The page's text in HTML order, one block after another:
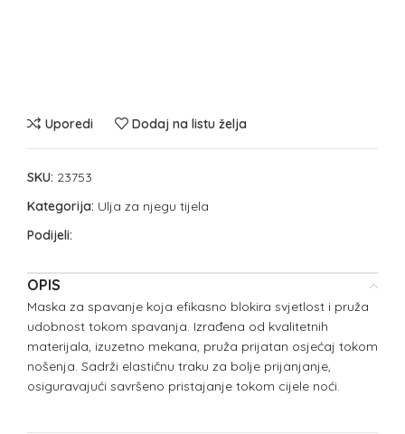
Uporedi Dodaj na listu želja
SKU: 23753
Kategorija: Ulja za njegu tijela
Podijeli:
OPIS
Maska za spavanje koja efikasno blokira svjetlost i pruža
udobnost tokom spavanja. Izrađena od kvalitetnih
materijala, izuzetno mekana, pruža prijatan osjećaj tokom
nošenja. Sadrži elastičnu traku za bolje prijanjanje,
osiguravajući savršeno pristajanje tokom cijele noći.